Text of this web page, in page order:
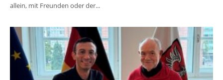
allein, mit Freunden oder der...